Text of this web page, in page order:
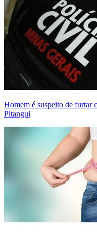
Homem é suspeito de furtar
Pitangui